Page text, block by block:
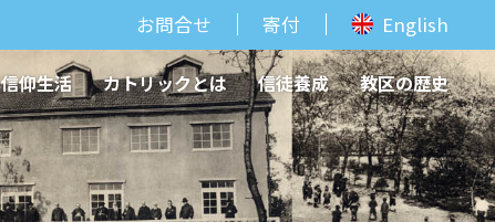
お問合せ 寄付 English
信仰生活 カトリックとは 信徒養成 教区の歴史